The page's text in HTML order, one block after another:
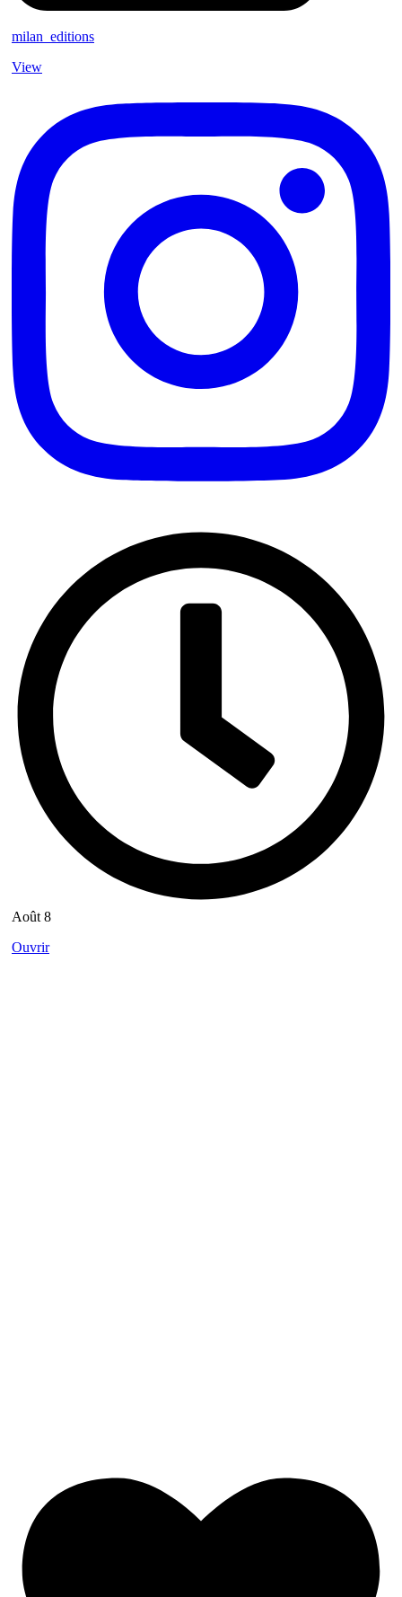
milan_editions
View
Août 8
Ouvrir